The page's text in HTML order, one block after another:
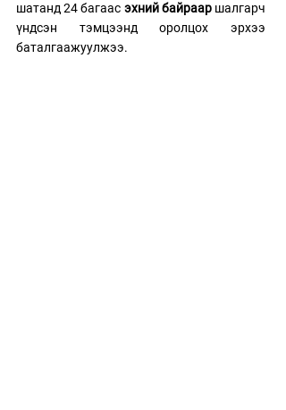
шатанд 24 багаас эхний байраар шалгарч
үндсэн тэмцээнд оролцох эрхээ
баталгаажуулжээ.